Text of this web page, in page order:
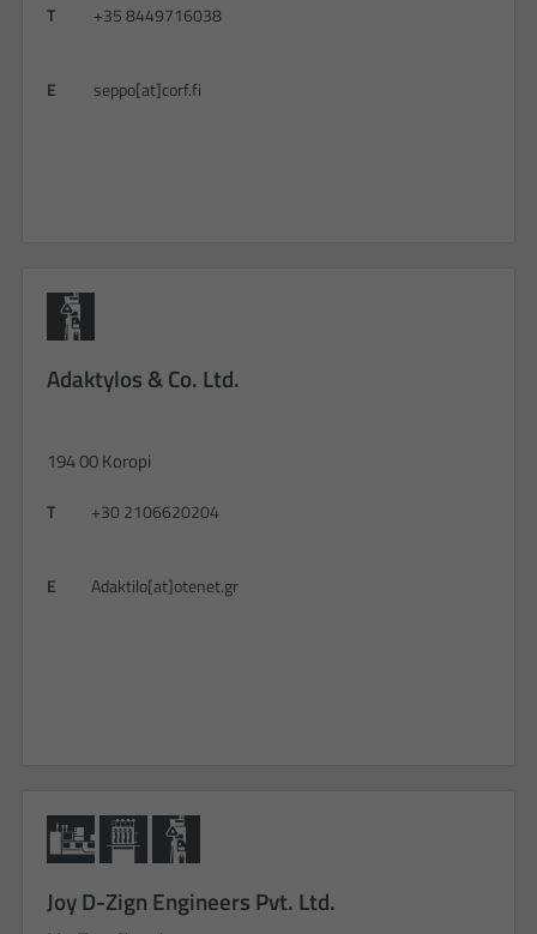
T +35 8449716038
E seppo[at]corf.fi
Adaktylos & Co. Ltd.
194 00 Koropi
T +30 2106620204
E Adaktilo[at]otenet.gr
Joy D-Zign Engineers Pvt. Ltd.